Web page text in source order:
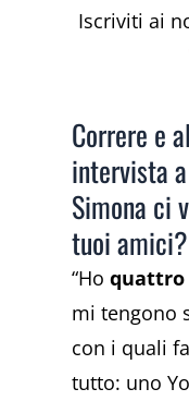
Iscriviti ai
Correre e
intervista
Simona ci
tuoi amici?
“Hoquattro
mi tengono
con i quali
tutto: uno